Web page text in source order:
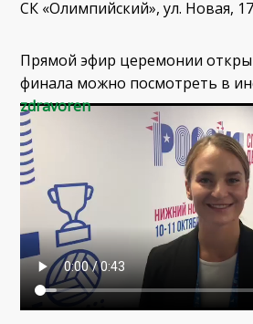
СК «Олимпийский», ул. Новая,
Прямой эфир церемонии
финала можно посмотреть в
zdravoren